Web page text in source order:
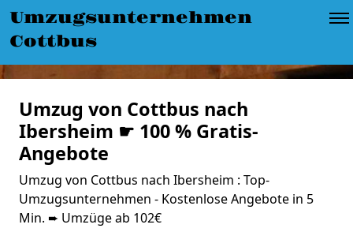
Umzugsunternehmen
Cottbus
Umzug von Cottbus nach
Ibersheim ☛ 100 % Gratis-
Angebote
Umzug von Cottbus nach Ibersheim : Top-
Umzugsunternehmen - Kostenlose Angebote in 5
Min. ➨ Umzüge ab 102€